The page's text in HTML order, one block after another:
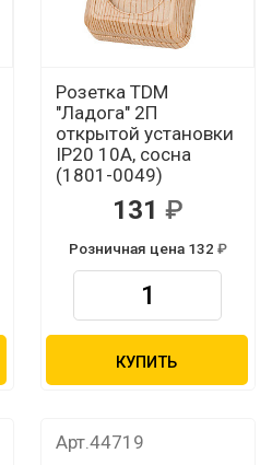
Розетка TDM
"Ладога" 2П
открытой установки
IP20 10А, сосна
(1801-0049)
131
Розничная цена 132
КУПИТЬ
Арт.44719